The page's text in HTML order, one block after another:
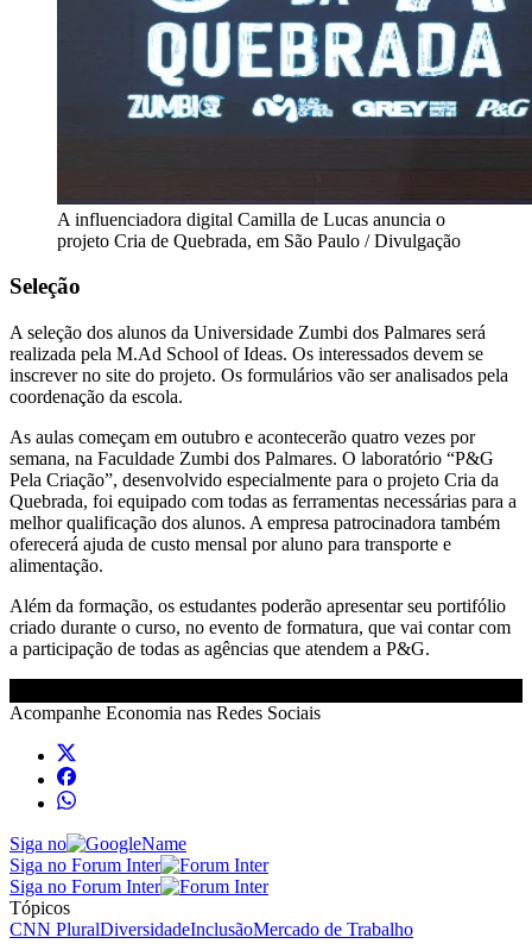
A influenciadora digital Camilla de Lucas anuncia o
projeto Cria de Quebrada, em São Paulo / Divulgação
Seleção
A seleção dos alunos da Universidade Zumbi dos Palmares será
realizada pela M.Ad School of Ideas. Os interessados devem se
inscrever no site do projeto. Os formulários vão ser analisados pela
coordenação da escola.
As aulas começam em outubro e acontecerão quatro vezes por
semana, na Faculdade Zumbi dos Palmares. O laboratório “P&G
Pela Criação”, desenvolvido especialmente para o projeto Cria da
Quebrada, foi equipado com todas as ferramentas necessárias para a
melhor qualificação dos alunos. A empresa patrocinadora também
oferecerá ajuda de custo mensal por aluno para transporte e
alimentação.
Além da formação, os estudantes poderão apresentar seu portifólio
criado durante o curso, no evento de formatura, que vai contar com
a participação de todas as agências que atendem a P&G.
Acompanhe Economia nas Redes Sociais
Siga no
Siga no Forum Inter
Siga no Forum Inter
Tópicos
CNN PluralDiversidadeInclusãoMercado de Trabalho